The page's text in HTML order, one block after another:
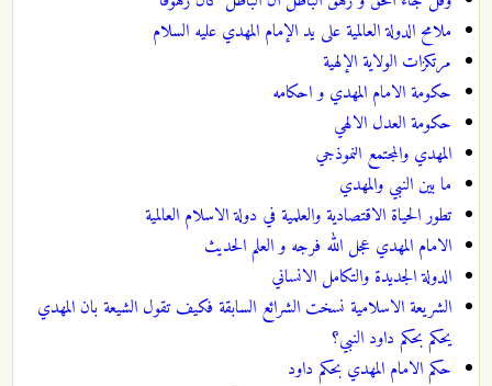
ملامح الدولة العالمية على يد الإمام المهدي عليه السلام
مرتكزات الولاية الإلهية
حكومة الامام المهدي و احكامه
حكومة العدل الالهي
المهدي والمجتمع النموذجي
ما بين النبي والمهدي
تطور الحياة الاقتصادية والعلمية في دولة الاسلام العالمية
الامام المهدي عجل الله فرجه و العلم الحديث
الدولة الجديدة والتكامل الانساني
الشريعة الاسلامية نسخت الشرائع السابقة فكيف تقول الشيعة بان المهدي
يحكم بحكم داود النبي؟
حكم الامام المهدي بحكم داود